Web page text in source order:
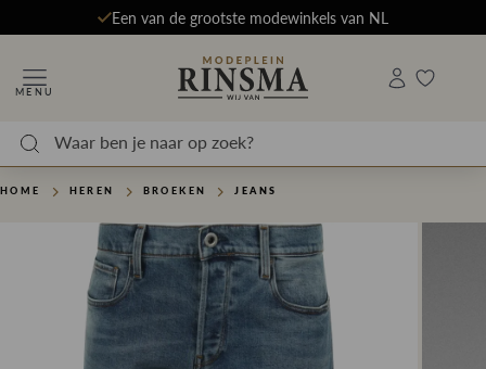
Een van de grootste modewinkels van NL
MENU
HOME HEREN BROEKEN JEANS